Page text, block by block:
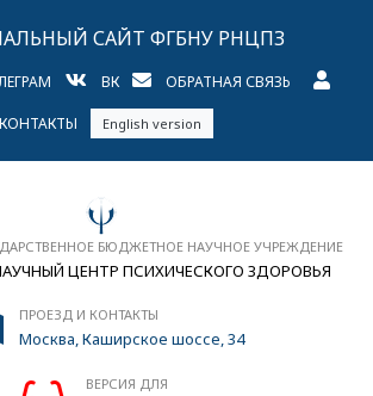
САЙТ ФГБНУ РНЦПЗ
ВК ОБРАТНАЯ СВЯЗЬ
КОНТАКТЫ English version
БЮДЖЕТНОЕ НАУЧНОЕ УЧРЕЖДЕНИЕ
ЦЕНТР ПСИХИЧЕСКОГО ЗДОРОВЬЯ
ПРОЕЗД И КОНТАКТЫ
Москва, Каширское шоссе, 34
ВЕРСИЯ ДЛЯ